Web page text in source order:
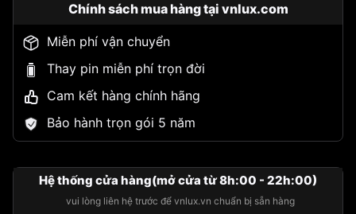
Chính sách mua hàng tại vnlux.com
Miễn phí vận chuyển
Thay pin miễn phí trọn đời
Cam kết hàng chính hãng
Bảo hành trọn gói 5 năm
Hệ thống cửa hàng(mở cửa từ 8h:00 - 22h:00)
vui lòng liên hệ trước để vnlux.vn chuẩn bị sẵn hàng